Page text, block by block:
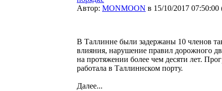
Автор: MONMOON в 15/10/2017 07:50:00
В Таллинне были задержаны 10 членов
влияния, нарушение правил дорожного
на протяжении более чем десяти лет.
работала в Таллиннском порту.
Далее...